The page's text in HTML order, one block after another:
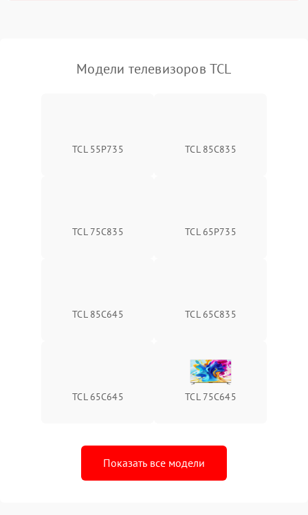
Модели телевизоров TCL
TCL 55P735 TCL 85C835
TCL 75C835 TCL 65P735
TCL 85C645 TCL 65C835
TCL 65C645 TCL 75C645
Показать все модели